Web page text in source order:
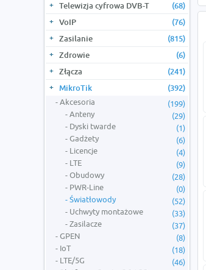
Telewizja cyfrowa DVB-T
(68)
VoIP
(76)
Zasilanie
(815)
Zdrowie
(6)
Złącza
(241)
MikroTik
(392)
Akcesoria
(199)
Anteny
(29)
Dyski twarde
(1)
Gadżety
(6)
Licencje
(4)
LTE
(9)
Obudowy
(28)
PWR-Line
(0)
Światłowody
(52)
Uchwyty montażowe
(33)
Zasilacze
(37)
GPEN
(8)
IoT
(18)
LTE/5G
(46)